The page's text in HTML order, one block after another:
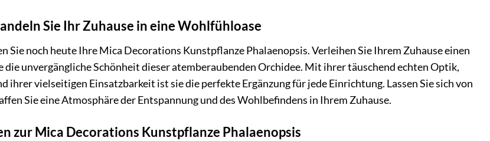
Sie Ihr Zuhause in eine Wohlfühloase
Sie noch heute Ihre Mica Decorations Kunstpflanze Phalaenopsis. Verleihen Sie Ihrem Zuhause einen
die unvergängliche Schönheit dieser atemberaubenden Orchidee. Mit ihrer täuschend echten Optik,
ihrer vielseitigen Einsatzbarkeit ist sie die perfekte Ergänzung für jede Einrichtung. Lassen Sie sich von
Sie eine Atmosphäre der Entspannung und des Wohlbefindens in Ihrem Zuhause.
zur Mica Decorations Kunstpflanze Phalaenopsis